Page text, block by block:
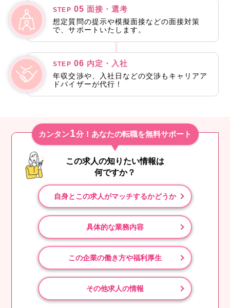
STEP 05 面接・選考
想定質問の提示や模擬面接などの面接対策
で、サポートいたします。
STEP 06 内定・入社
年収交渉や、入社日などの交渉もキャリアア
ドバイザーが代行！
カンタン1分！あなたの転職を無料サポート
この求人の知りたい情報は
何ですか？
自身とこの求人がマッチするかどうか
具体的な業務内容
この企業の働き方や福利厚生
その他求人の情報